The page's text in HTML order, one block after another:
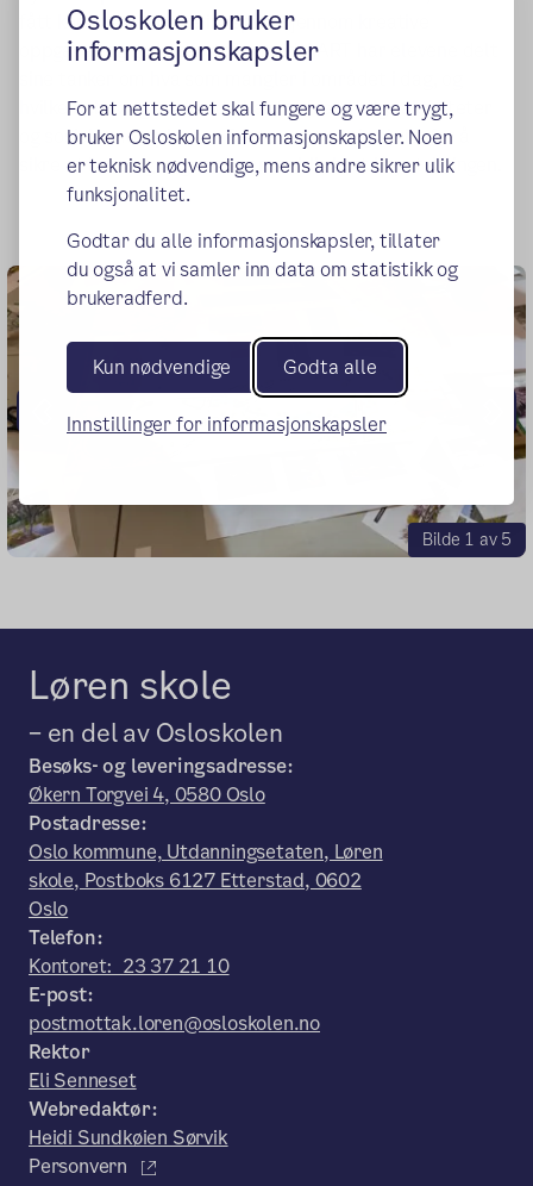
Osloskolen bruker
informasjonskapsler
For at nettstedet skal fungere og være trygt,
bruker Osloskolen informasjonskapsler. Noen
er teknisk nødvendige, mens andre sikrer ulik
funksjonalitet.
Godtar du alle informasjonskapsler, tillater
du også at vi samler inn data om statistikk og
brukeradferd.
Kun nødvendige Godta alle
Innstillinger for informasjonskapsler
fått komme med sine innspill. Gjennom kreative
oppgaver og gode samtaler med AART har elevene delt
hvilke behov og ønsker de har for fremtidige aktiviteter
og sosiale møteplasser. Dette er et viktig skritt for å
sikre at barn og unges stemmer blir hørt i byutviklingen.
Bilde 1 av 5
Forrige
Løren skole
– en del av Osloskolen
Besøks- og leveringsadresse:
Økern Torgvei 4, 0580 Oslo
Postadresse:
Oslo kommune, Utdanningsetaten, Løren
skole, Postboks 6127 Etterstad, 0602
Oslo
Telefon:
Kontoret: 23 37 21 10
E-post:
postmottak.loren@osloskolen.no
Rektor
Eli Senneset
Webredaktør:
Heidi Sundkøien Sørvik
Personvern